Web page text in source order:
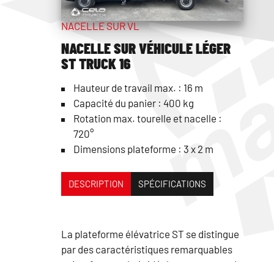
NACELLE SUR VL
NACELLE SUR VÉHICULE LÉGER
ST TRUCK 16
Hauteur de travail max. : 16 m
Capacité du panier : 400 kg
Rotation max. tourelle et nacelle :
720°
Dimensions plateforme : 3 x 2 m
DESCRIPTION SPÉCIFICATIONS
La plateforme élévatrice ST se distingue
par des caractéristiques remarquables